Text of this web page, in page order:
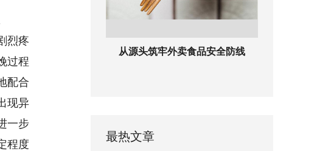
烈疼
过程
配合
现异
一步
程度
从源头筑牢外卖食品安全防线
最热文章